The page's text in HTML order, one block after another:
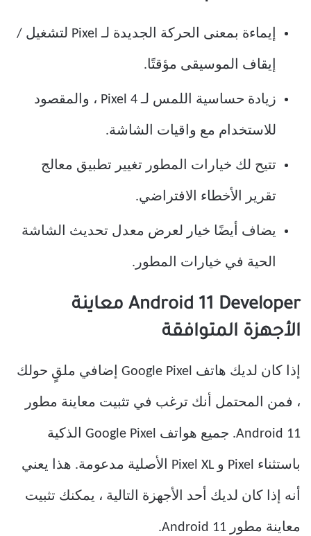
إيماءة بمعنى الحركة الجديدة لـ Pixel لتشغيل /
إيقاف الموسيقى مؤقتًا.
زيادة حساسية اللمس لـ Pixel 4 ، والمقصود
للاستخدام مع واقيات الشاشة.
تتيح لك خيارات المطور تغيير تطبيق معالج
تقرير الأخطاء الافتراضي.
يضاف أيضًا خيار لعرض معدل تحديث الشاشة
الحية في خيارات المطور.
Android 11 Developer معاينة
الأجهزة المتوافقة
إذا كان لديك هاتف Google Pixel إضافي ملقٍ حولك
، فمن المحتمل أنك ترغب في تثبيت معاينة مطور
Android 11. جميع هواتف Google Pixel الذكية
باستثناء Pixel و Pixel XL الأصلية مدعومة. هذا يعني
أنه إذا كان لديك أحد الأجهزة التالية ، يمكنك تثبيت
معاينة مطور Android 11.